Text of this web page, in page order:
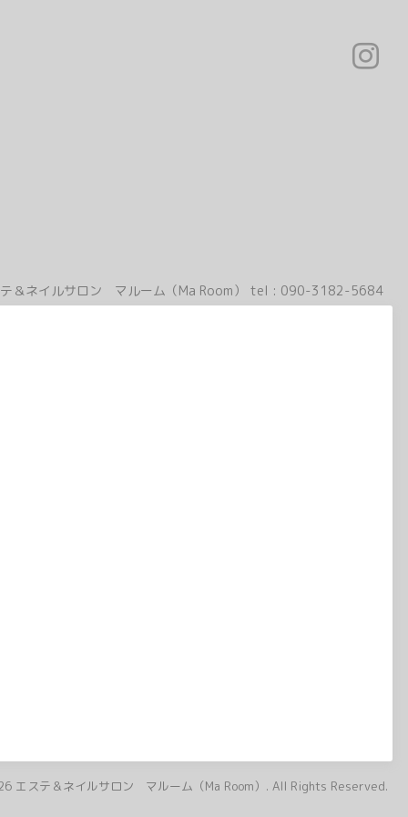
＆ネイルサロン マルーム（Ma Room） tel : 090-3182-5684
エステ＆ネイルサロン マルーム（Ma Room） . All Rights Reserved.